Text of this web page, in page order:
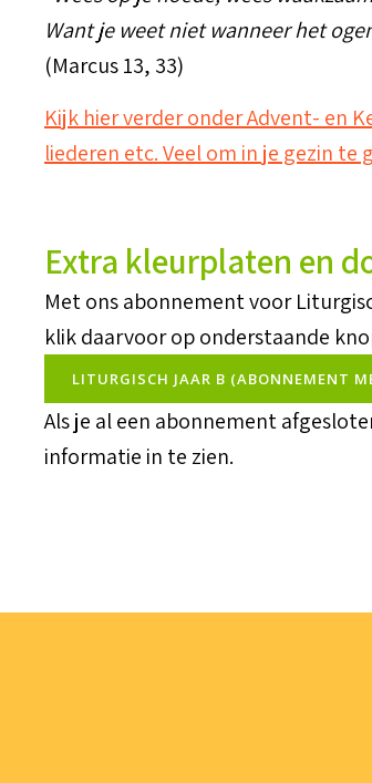
Want je weet niet wanneer het
(Marcus 13, 33)
Kijk hier verder onder Advent- en
liederen etc. Veel om in je gezin te
Extra kleurplaten en
Met ons abonnement voor
klik daarvoor op onderstaande
LITURGISCH JAAR B (ABONNEMENT
Als je al een abonnement
informatie in te zien.